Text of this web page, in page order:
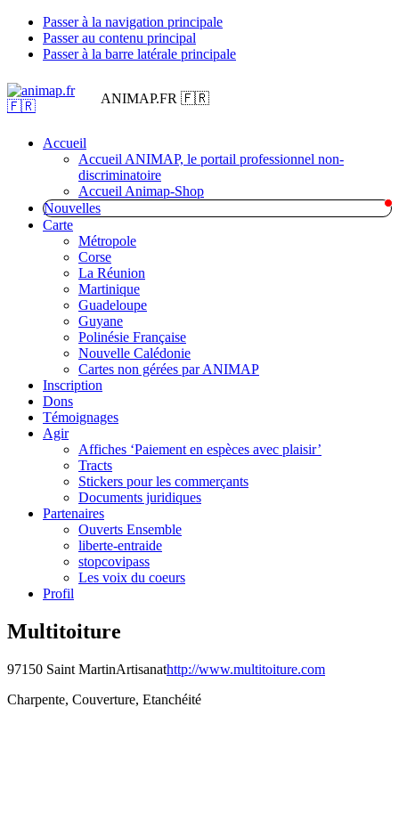
Passer à la navigation principale
Passer au contenu principal
Passer à la barre latérale principale
ANIMAP.FR 🇫🇷
Accueil
Accueil ANIMAP, le portail professionnel non-
discriminatoire
Accueil Animap-Shop
Nouvelles
Carte
Métropole
Corse
La Réunion
Martinique
Guadeloupe
Guyane
Polinésie Française
Nouvelle Calédonie
Cartes non gérées par ANIMAP
Inscription
Dons
Témoignages
Agir
Affiches ‘Paiement en espèces avec plaisir’
Tracts
Stickers pour les commerçants
Documents juridiques
Partenaires
Ouverts Ensemble
liberte-entraide
stopcovipass
Les voix du coeurs
Profil
Multitoiture
97150 Saint MartinArtisanathttp://www.multitoiture.com
Charpente, Couverture, Etanchéité